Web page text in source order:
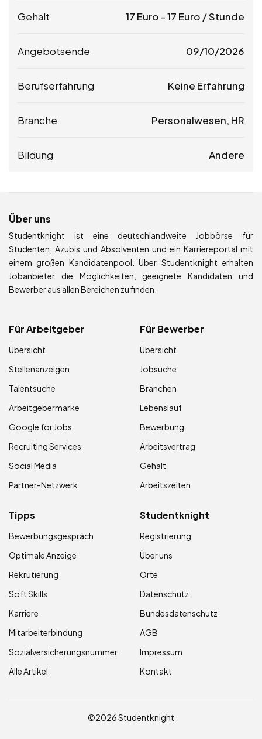
Gehalt 17 Euro -17 Euro / Stunde
Angebotsende 09/10/2026
Berufserfahrung Keine Erfahrung
Branche Personalwesen, HR
Bildung Andere
Über uns
Studentknight ist eine deutschlandweite Jobbörse für
Studenten, Azubis und Absolventen und ein Karriereportal mit
einem großen Kandidatenpool. Über Studentknight erhalten
Jobanbieter die Möglichkeiten, geeignete Kandidaten und
Bewerber aus allen Bereichen zu finden.
Für Arbeitgeber
Übersicht
Stellenanzeigen
Talentsuche
Arbeitgebermarke
Google for Jobs
Recruiting Services
Social Media
Partner-Netzwerk
Für Bewerber
Übersicht
Jobsuche
Branchen
Lebenslauf
Bewerbung
Arbeitsvertrag
Gehalt
Arbeitszeiten
Tipps
Bewerbungsgespräch
Optimale Anzeige
Rekrutierung
Soft Skills
Karriere
Mitarbeiterbindung
Sozialversicherungsnummer
Alle Artikel
Studentknight
Registrierung
Über uns
Orte
Datenschutz
Bundesdatenschutz
AGB
Impressum
Kontakt
©2026 Studentknight